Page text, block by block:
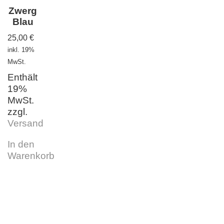
Zwerg
Blau
25,00 €
inkl. 19%
MwSt.
Enthält
19%
MwSt.
zzgl.
Versand
In den
Warenkorb